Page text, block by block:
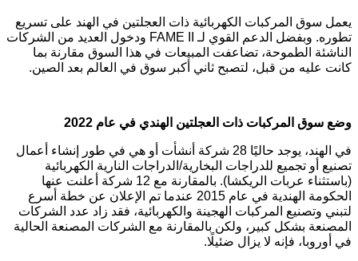
يعمل سوق المركبات الكهربائية ذات العجلتين في الهند على تسريع
تطوره. وبفضل الدعم القوي لـ FAME II ودخول العديد من الشركات
الناشئة الطموحة، تضاعفت المبيعات في هذا السوق مقارنة بما
كانت عليه من قبل، لتصبح ثاني أكبر سوق في العالم بعد الصين.
وضع سوق المركبات ذات العجلتين الهندي في عام 2022
في الهند، يوجد حاليًا 28 شركة أنشأت أو هي في طور إنشاء أعمال
تصنيع أو تجميع للدراجات البخارية/الدراجات النارية الكهربائية
(باستثناء عربات الريكشا). بالمقارنة مع 12 شركة أعلنت عنها
الحكومة الهندية في عام 2015 عندما تم الإعلان عن خطة أسرع
لتبني وتصنيع المركبات الهجينة والكهربائية، فقد زاد عدد الشركات
المصنعة بشكل كبير، ولكن بالمقارنة مع الشركات المصنعة الحالية
في أوروبا، فإنه لا يزال ضئيلًا.